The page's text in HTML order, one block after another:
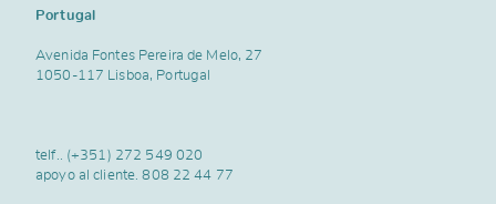
Portugal
Avenida Fontes Pereira de Melo, 27
1050-117 Lisboa, Portugal
telf.. (+351) 272 549 020
apoyo al cliente.808 22 44 77